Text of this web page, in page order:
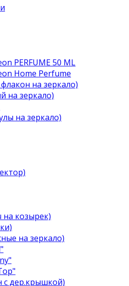
PERFUME 50 ML
Home Perfume
на зеркало)
на зеркало)
на зеркало)
на козырек)
на зеркало)
с дер.крышкой)